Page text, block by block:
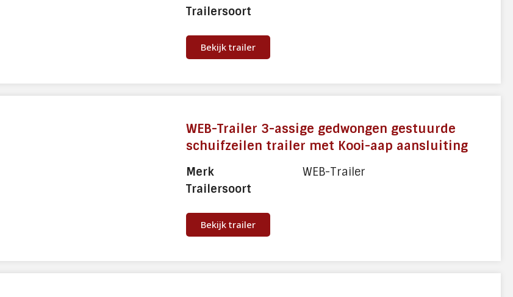
Trailersoort
Bekijk trailer
WEB-Trailer 3-assige gedwongen gestuurde
schuifzeilen trailer met Kooi-aap aansluiting
Merk
WEB-Trailer
Trailersoort
Bekijk trailer